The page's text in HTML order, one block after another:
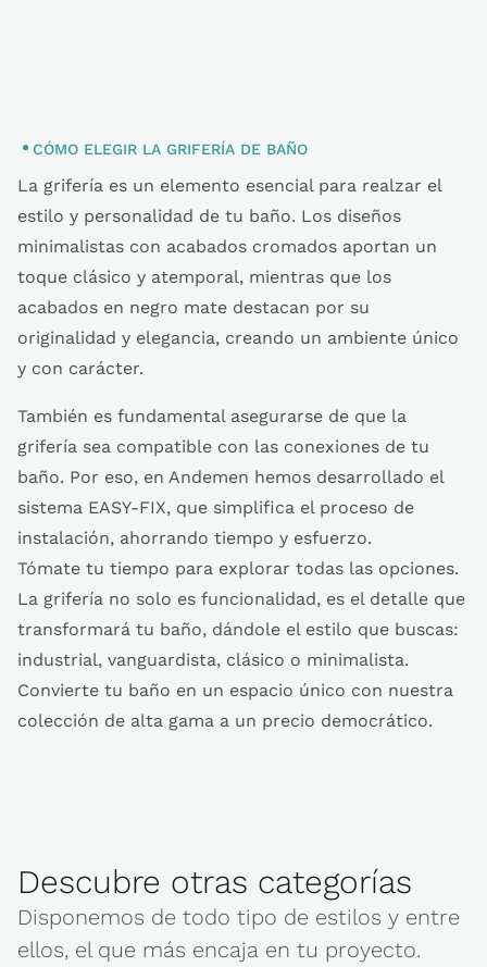
CÓMO ELEGIR LA GRIFERÍA DE BAÑO
La grifería es un elemento esencial para realzar el
estilo y personalidad de tu baño. Los diseños
minimalistas con acabados cromados aportan un
toque clásico y atemporal, mientras que los
acabados en negro mate destacan por su
originalidad y elegancia, creando un ambiente único
y con carácter.
También es fundamental asegurarse de que la
grifería sea compatible con las conexiones de tu
baño. Por eso, en Andemen hemos desarrollado el
sistema EASY-FIX, que simplifica el proceso de
instalación, ahorrando tiempo y esfuerzo.
Tómate tu tiempo para explorar todas las opciones.
La grifería no solo es funcionalidad, es el detalle que
transformará tu baño, dándole el estilo que buscas:
industrial, vanguardista, clásico o minimalista.
Convierte tu baño en un espacio único con nuestra
colección de alta gama a un precio democrático.
Descubre otras categorías
Disponemos de todo tipo de estilos y entre
ellos, el que más encaja en tu proyecto.